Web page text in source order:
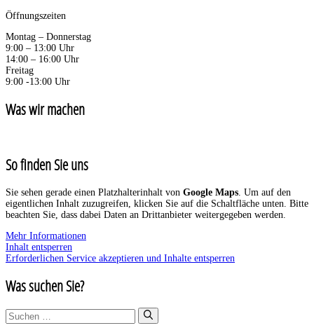
Öffnungszeiten
Montag – Donnerstag
9:00 – 13:00 Uhr
14:00 – 16:00 Uhr
Freitag
9:00 -13:00 Uhr
Was wir machen
So finden Sie uns
Sie sehen gerade einen Platzhalterinhalt von Google Maps . Um auf den
eigentlichen Inhalt zuzugreifen, klicken Sie auf die Schaltfläche unten. Bitte
beachten Sie, dass dabei Daten an Drittanbieter weitergegeben werden.
Mehr Informationen
Inhalt entsperren
Erforderlichen Service akzeptieren und Inhalte entsperren
Was suchen Sie?
Suchen
nach: